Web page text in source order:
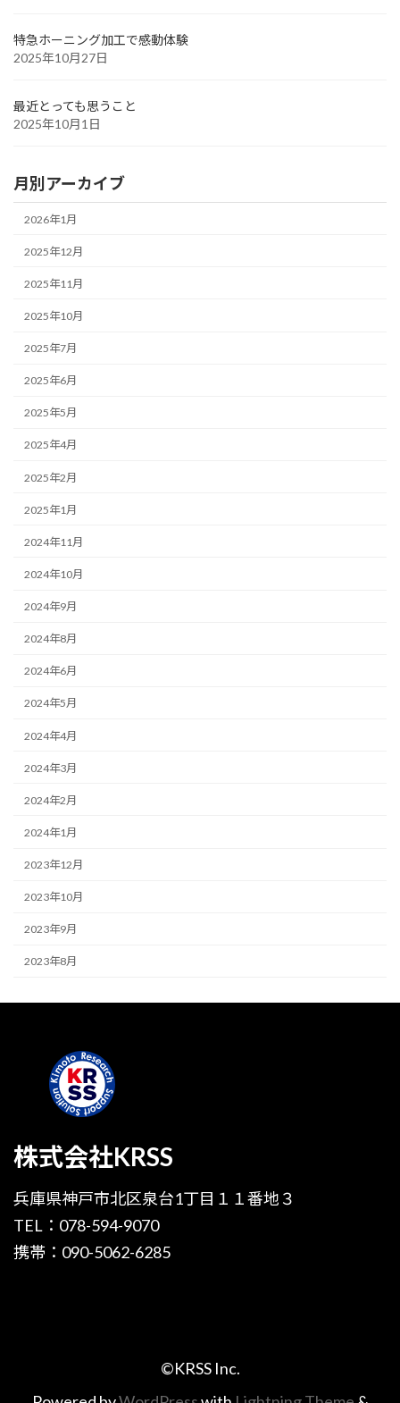
特急ホーニング加工で感動体験
2025年10月27日
最近とっても思うこと
2025年10月1日
月別アーカイブ
2026年1月
2025年12月
2025年11月
2025年10月
2025年7月
2025年6月
2025年5月
2025年4月
2025年2月
2025年1月
2024年11月
2024年10月
2024年9月
2024年8月
2024年6月
2024年5月
2024年4月
2024年3月
2024年2月
2024年1月
2023年12月
2023年10月
2023年9月
2023年8月
株式会社KRSS
兵庫県神戸市北区泉台1丁目１１番地３
TEL：078-594-9070
携帯：090-5062-6285
©KRSS Inc.